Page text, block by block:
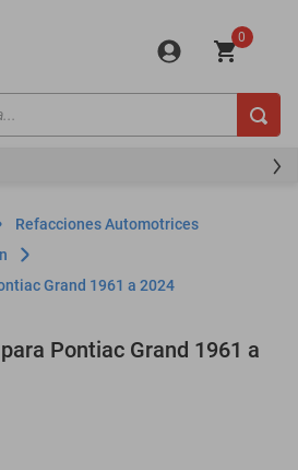
0
Refacciones Automotrices
Grand 1961 a 2024
Pontiac Grand 1961 a